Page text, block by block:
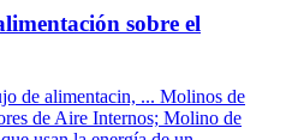
sobre el
de alimentacin, ... Molinos de
de Aire Internos; Molino de